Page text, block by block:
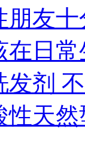
朋友
日
发剂
性天